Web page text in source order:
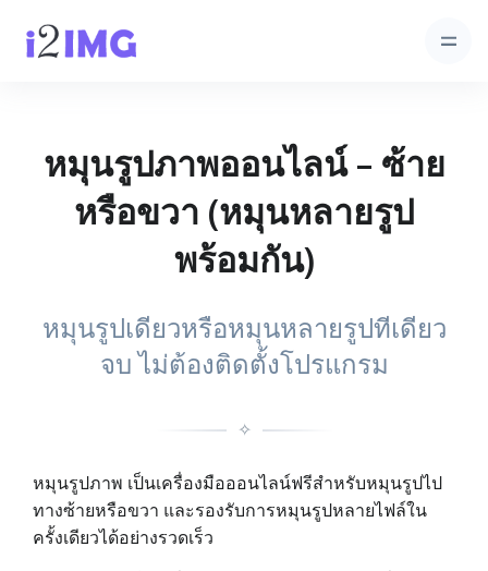
หมุนรูปภาพออนไลน์ – ซ้าย
หรือขวา (หมุนหลายรูป
พร้อมกัน)
หมุนรูปเดียวหรือหมุนหลายรูปทีเดียว
จบ ไม่ต้องติดตั้งโปรแกรม
✧
หมุนรูปภาพ เป็นเครื่องมือออนไลน์ฟรีสำหรับหมุนรูปไป
ทางซ้ายหรือขวา และรองรับการหมุนรูปหลายไฟล์ใน
ครั้งเดียวได้อย่างรวดเร็ว